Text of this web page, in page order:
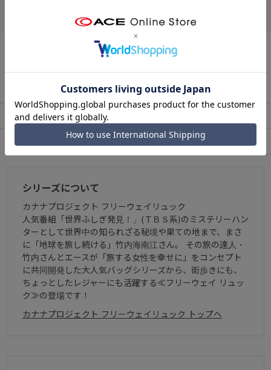
小物類をスムーズに出し入れできるファスナー付きフロントポケッ
●オーガナイザーポケット
内装に小物雑貨を収納できるポケット。
●撥水加工
本体生地には撥水加工を施した生地を使用。
この商品について問い合わせる
出荷・配送について
アフターサービス お買い物ガイド
シリーズについて
カナナプロジェクト フリーウェイリュック
人気番組「世界ふしぎ発見！」(ＴＢＳ系)のミステリーハン
ターとして世界中の知られざる秘境や果ての地まで、まさ
に「地球を旅し続ける」竹内海南江さん。 その旅の達人・
竹内さんとエースが「旅する女性を幸せに」をコンセプト
に共同開発した大人気バッグシリーズから、街歩きにも、
ちょっとしたレジャーにも活躍する≪フリーウェイ リュッ
ク≫の登場です！
カナナプロジェクト フリーウェイリュック トップへ